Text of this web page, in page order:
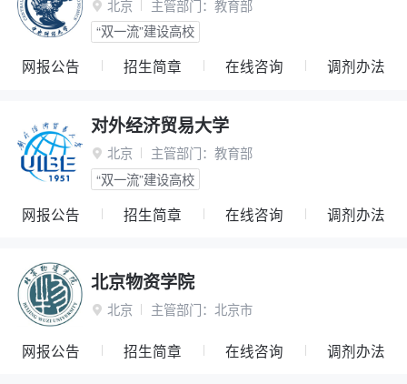
 北京 主管部门： 教育部
“双一流”建设高校
网报公告 招生简章 在线咨询 调剂办法
对外经济贸易大学
 北京 主管部门： 教育部
“双一流”建设高校
网报公告 招生简章 在线咨询 调剂办法
北京物资学院
 北京 主管部门： 北京市
网报公告 招生简章 在线咨询 调剂办法